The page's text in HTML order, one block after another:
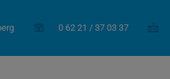
0 62 21 / 37 03 37